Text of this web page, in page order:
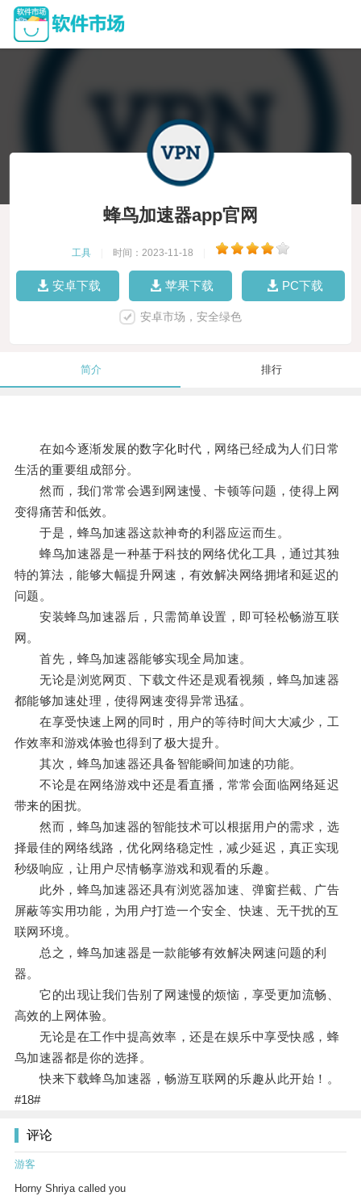
蜂鸟加速器app官网
工具 时间：2023-11-18
安卓下载 苹果下载 PC下载
安卓市场，安全绿色
简介 排行
在如今逐渐发展的数字化时代，网络已经成为人们日常
生活的重要组成部分。
然而，我们常常会遇到网速慢、卡顿等问题，使得上网
变得痛苦和低效。
于是，蜂鸟加速器这款神奇的利器应运而生。
蜂鸟加速器是一种基于科技的网络优化工具，通过其独
特的算法，能够大幅提升网速，有效解决网络拥堵和延迟的
问题。
安装蜂鸟加速器后，只需简单设置，即可轻松畅游互联
网。
首先，蜂鸟加速器能够实现全局加速。
无论是浏览网页、下载文件还是观看视频，蜂鸟加速器
都能够加速处理，使得网速变得异常迅猛。
在享受快速上网的同时，用户的等待时间大大减少，工
作效率和游戏体验也得到了极大提升。
其次，蜂鸟加速器还具备智能瞬间加速的功能。
不论是在网络游戏中还是看直播，常常会面临网络延迟
带来的困扰。
然而，蜂鸟加速器的智能技术可以根据用户的需求，选
择最佳的网络线路，优化网络稳定性，减少延迟，真正实现
秒级响应，让用户尽情畅享游戏和观看的乐趣。
此外，蜂鸟加速器还具有浏览器加速、弹窗拦截、广告
屏蔽等实用功能，为用户打造一个安全、快速、无干扰的互
联网环境。
总之，蜂鸟加速器是一款能够有效解决网速问题的利
器。
它的出现让我们告别了网速慢的烦恼，享受更加流畅、
高效的上网体验。
无论是在工作中提高效率，还是在娱乐中享受快感，蜂
鸟加速器都是你的选择。
快来下载蜂鸟加速器，畅游互联网的乐趣从此开始！。
#18#
评论
游客
Horny Shriya called you